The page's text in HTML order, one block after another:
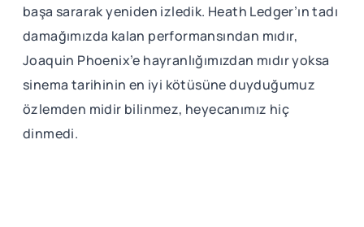
başa sararak yeniden izledik. Heath Ledger’ın tadı
damağımızda kalan performansından mıdır,
Joaquin Phoenix’e hayranlığımızdan mıdır yoksa
sinema tarihinin en iyi kötüsüne duyduğumuz
özlemden midir bilinmez, heyecanımız hiç
dinmedi.